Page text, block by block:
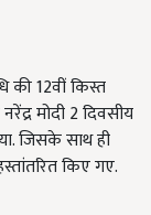
की 12वीं किस्त
मोदी 2 दिवसीय
जिसके साथ ही
किए गए.